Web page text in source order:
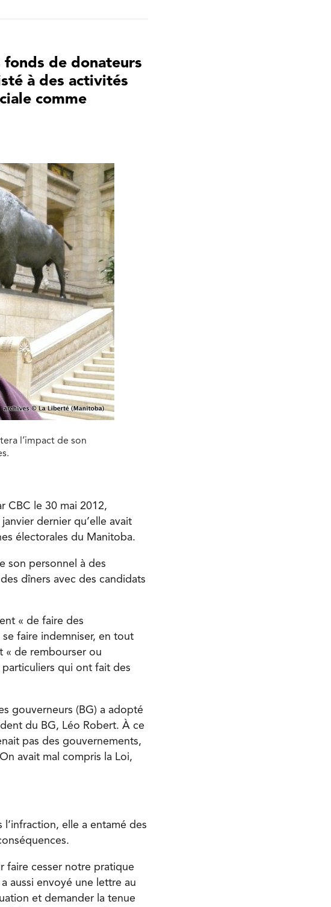
fonds de donateurs
à des activités
comme
l’impact de son
CBC le 30 mai 2012,
dernier qu’elle avait
électorales du Manitoba.
son personnel à des
dîners avec des candidats
« de faire des
faire indemniser, en tout
« de rembourser ou
qui ont fait des
gouverneurs (BG) a adopté
du BG, Léo Robert. À ce
pas des gouvernements,
avait mal compris la Loi,
elle a entamé des
faire cesser notre pratique
aussi envoyé une lettre au
et demander la tenue